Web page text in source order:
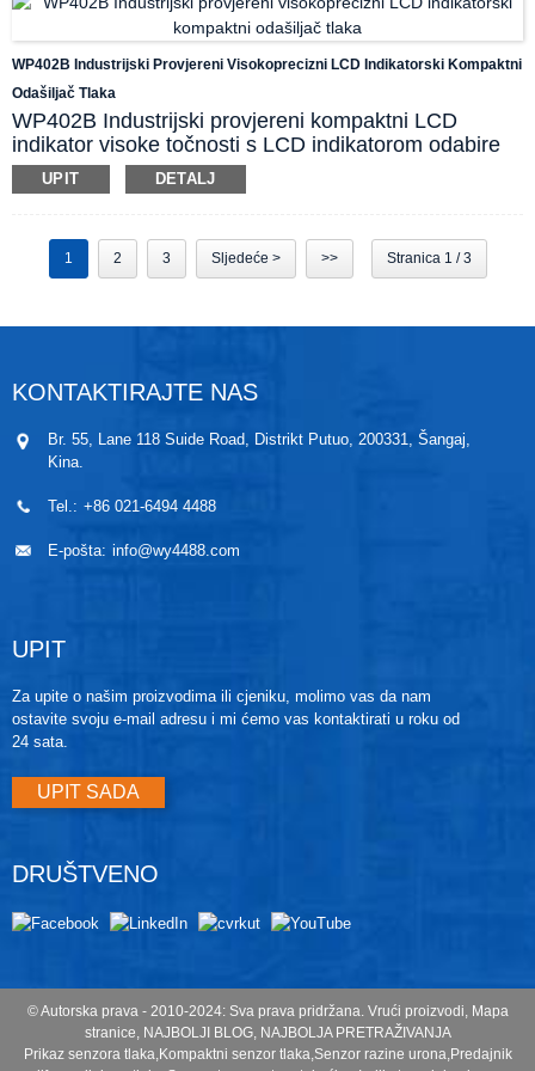
WP402B Industrijski Provjereni Visokoprecizni LCD Indikatorski Kompaktni
Odašiljač Tlaka
WP402B Industrijski provjereni kompaktni LCD
indikator visoke točnosti s LCD indikatorom odabire
naprednu visokopreciznu senzorsku komponentu.
Otpor za kompenzaciju temperature izrađen je na
osigurava malu maksimalnu temperaturnu pogrešku
od 0,25% FS unutar raspona temperature
LCD u kompaktno cilindrično kućište.
UPIT DETALJ
1 2 3 Sljedeće > >> Stranica 1 / 3
KONTAKTIRAJTE NAS
Br. 55, Lane 118 Suide Road, Distrikt Putuo, 200331, Šangaj,
Kina.
Tel.: +86 021-6494 4488
E-pošta: info@wy4488.com
UPIT
Za upite o našim proizvodima ili cjeniku, molimo vas da nam
ostavite svoju e-mail adresu i mi ćemo vas kontaktirati u roku od
24 sata.
UPIT SADA
DRUŠTVENO
© Autorska prava - 2010-2024: Sva prava pridržana. Vrući proizvodi Mapa
stranice NAJBOLJI BLOG, NAJBOLJA PRETRAŽIVANJA
Prikaz senzora tlaka Kompaktni senzor tlaka Senzor razine urona Predajnik